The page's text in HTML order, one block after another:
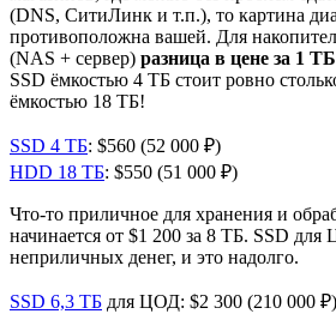
(DNS, СитиЛинк и т.п.), то картина
противоположна вашей. Для
(NAS + сервер) разница в цене за 1
SSD ёмкостью 4 ТБ стоит ровно
ёмкостью 18 ТБ!
SSD 4 ТБ: $560 (52 000 ₽)
HDD 18 ТБ: $550 (51 000 ₽)
Что-то приличное для хранения и
начинается от $1 200 за 8 ТБ. SSD для
неприличных денег, и это надолго.
SSD 6,3 ТБ для ЦОД: $2 300 (210 000 ₽)